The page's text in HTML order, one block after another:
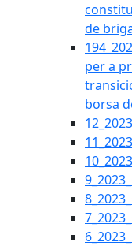
de
per a
borsa